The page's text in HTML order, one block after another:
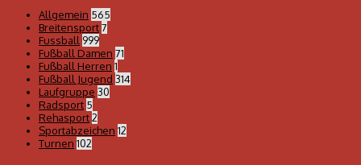
Allgemein 565
Breitensport7
Fussball 999
Fußball Damen 71
Fußball Herren 1
Fußball Jugend 314
Laufgruppe 30
Radsport 5
Rehasport2
Sportabzeichen 12
Turnen 102